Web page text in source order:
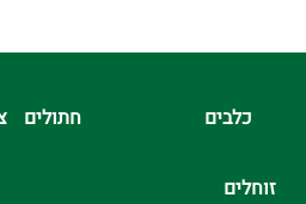
כלבים חתולים
זוחלים